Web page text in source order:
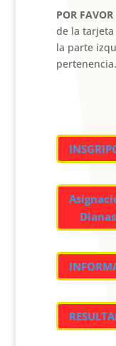
POR
de la
la parte
pertenencia.
Dianas